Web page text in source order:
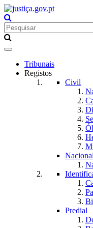
Toggle
navigationTribunais
Registos
Civil
Predial